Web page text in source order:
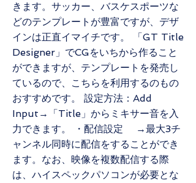
きます。サッカー、バスケスポーツな
どのテンプレートが豊富ですが、デザ
インは正直イマイチです。 「GT Title
Designer」でCGをいちから作ること
ができますが、テンプレートを発売し
ているので、こちらを利用するのもの
おすすめです。 設定方法：Add
Input→「Title」からミキサー音を入
力できます。 ・配信設定 →最大3チ
ャンネル同時に配信をすることができ
ます。なお、映像を複数配信する際
は、ハイスペックパソコンが必要とな